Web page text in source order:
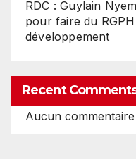
RDC : Guylain
pour faire du
développement
Recent
Aucun